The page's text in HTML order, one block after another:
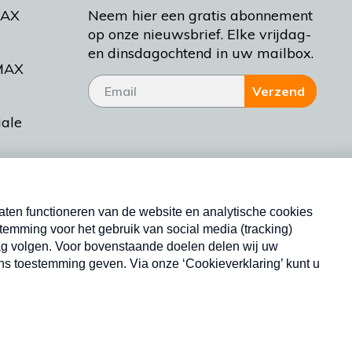
Bakt
Neem hier een gratis abonnement
op onze nieuwsbrief. Elke vrijdag-
en dinsdagochtend in uw mailbox.
Verzend
Nieuwsbrief
Neem hier een gratis abonnement op onze